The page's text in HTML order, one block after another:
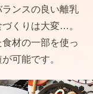
ンスの良い離乳
くりは大変…。
材の一部を使っ
可能です。